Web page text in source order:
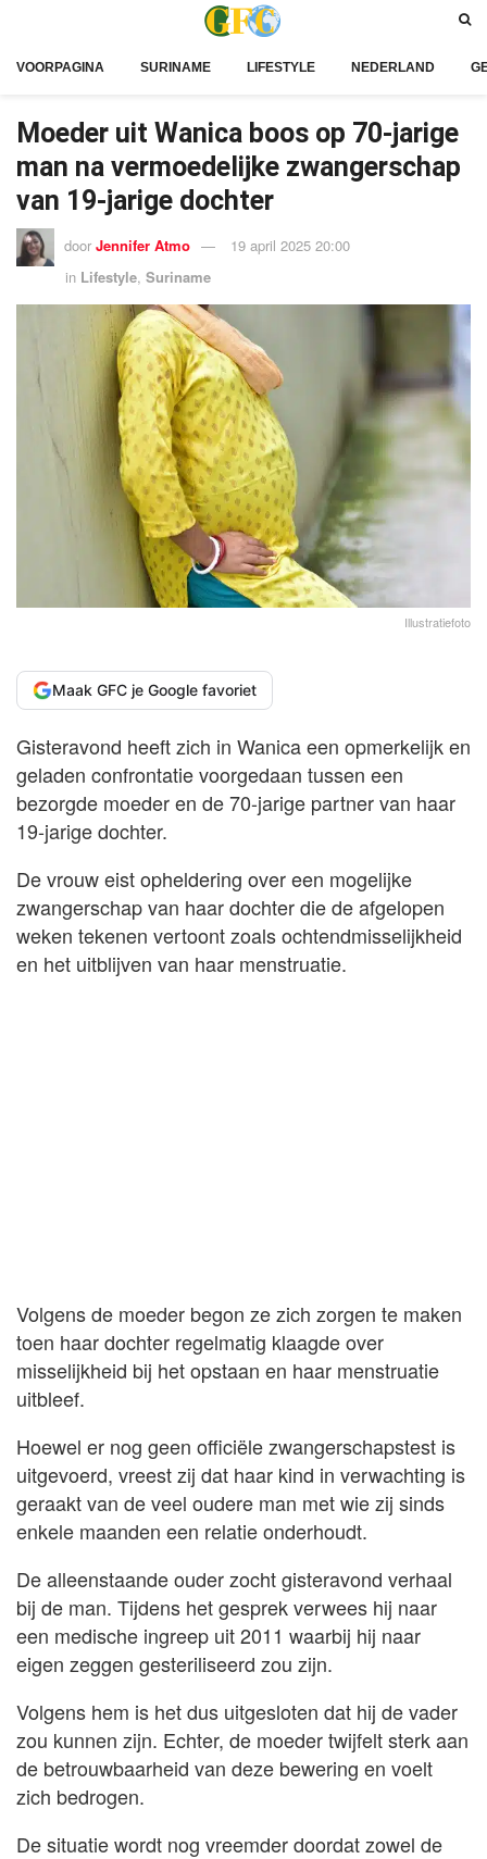
VOORPAGINA SURINAME LIFESTYLE NEDERLAND
Moeder uit Wanica boos op 70-jarige
man na vermoedelijke zwangerschap
van 19-jarige dochter
door Jennifer Atmo
19 april 2025 20:00
in Lifestyle, Suriname
Illustratiefoto
Maak GFC je Google favoriet
Gisteravond heeft zich in Wanica een opmerkelijk en
geladen confrontatie voorgedaan tussen een
bezorgde moeder en de 70-jarige partner van haar
19-jarige dochter.
De vrouw eist opheldering over een mogelijke
zwangerschap van haar dochter die de afgelopen
weken tekenen vertoont zoals ochtendmisselijkheid
en het uitblijven van haar menstruatie.
Volgens de moeder begon ze zich zorgen te maken
toen haar dochter regelmatig klaagde over
misselijkheid bij het opstaan en haar menstruatie
uitbleef.
Hoewel er nog geen officiële zwangerschapstest is
uitgevoerd, vreest zij dat haar kind in verwachting is
geraakt van de veel oudere man met wie zij sinds
enkele maanden een relatie onderhoudt.
De alleenstaande ouder zocht gisteravond verhaal
bij de man. Tijdens het gesprek verwees hij naar
een medische ingreep uit 2011 waarbij hij naar
eigen zeggen gesteriliseerd zou zijn.
Volgens hem is het dus uitgesloten dat hij de vader
zou kunnen zijn. Echter, de moeder twijfelt sterk aan
de betrouwbaarheid van deze bewering en voelt
zich bedrogen.
De situatie wordt nog vreemder doordat zowel de